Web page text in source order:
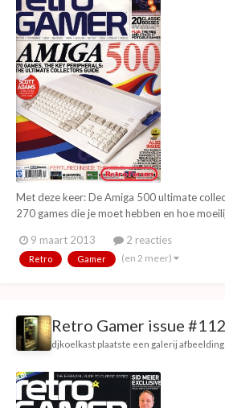
Met deze keer: De Amiga 500 ultimate
270 games die je moet hebben en hoe
games: Pang The mysterious crash (over de
1977) Retrorevival: Theme Hosp...
9 maart 2013 2 reacties
Retro Gamer (en 2 meer)
Retro Gamer issue
djkoelkast plaatste een galerij afbeelding